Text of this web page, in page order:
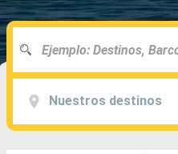
Nuestros destinos